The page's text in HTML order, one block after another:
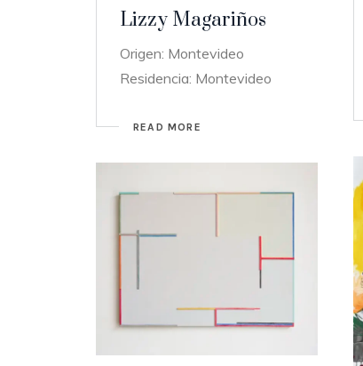
Lizzy Magariños
Origen: Montevideo
Residencia: Montevideo
READ MORE